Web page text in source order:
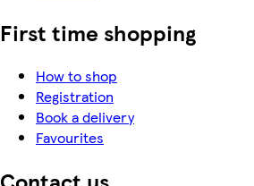
First time shopping
How to shop
Registration
Book a delivery
Favourites